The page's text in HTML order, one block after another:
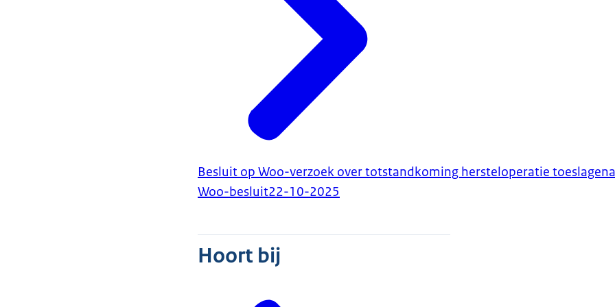
Besluit op Woo-verzoek over totstandkoming hersteloperatie
Woo-besluit22-10-2025
Hoort bij